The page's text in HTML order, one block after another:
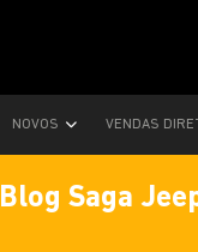
NOVOS VENDAS
Blog Saga